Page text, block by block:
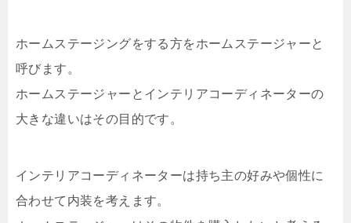
ホームステージングをする方をホームステージャーと
呼びます。
ホームステージャーとインテリアコーディネーターの
大きな違いはその目的です。
インテリアコーディネーターは持ち主の好みや個性に
合わせて内装を考えます。